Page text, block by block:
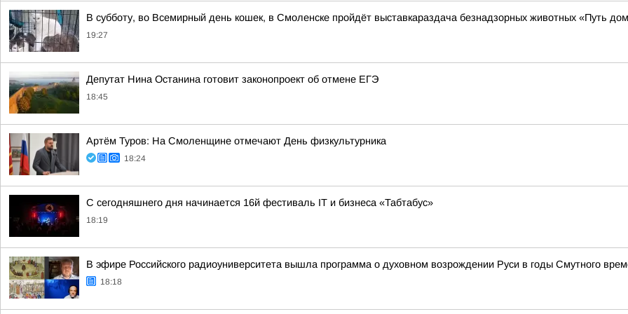
В субботу, во Всемирный день кошек, в Смоленске пройдёт выставкараздача безнадзорных животных «Путь
19:27
Депутат Нина Останина готовит законопроект об отмене ЕГЭ
18:45
Артём Туров: На Смоленщине отмечают День физкультурника
18:24
С сегодняшнего дня начинается 16й фестиваль IT и бизнеса «Табтабус»
18:19
В эфире Российского радиоуниверситета вышла программа о духовном возрождении Руси в годы Смутного
18:18